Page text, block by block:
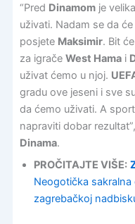
“Pred Dinamomje
uživati. Nadam se da
posjete Maksimir. Bit
za igrače West Hamai
uživat ćemo u njoj.
gradu ove jeseni i sve
da ćemo uživati. A
napraviti dobar
Dinama.
PROČITAJTE VIŠE:
Neogotička
zagrebačkoj